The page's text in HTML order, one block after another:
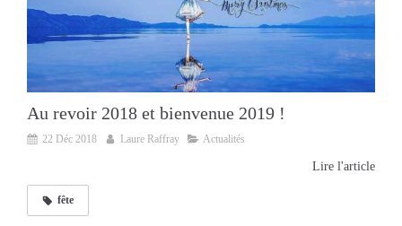
Au revoir 2018 et bienvenue 2019 !
22 Déc 2018 Laure Raffray Actualités
Lire l'article
fête